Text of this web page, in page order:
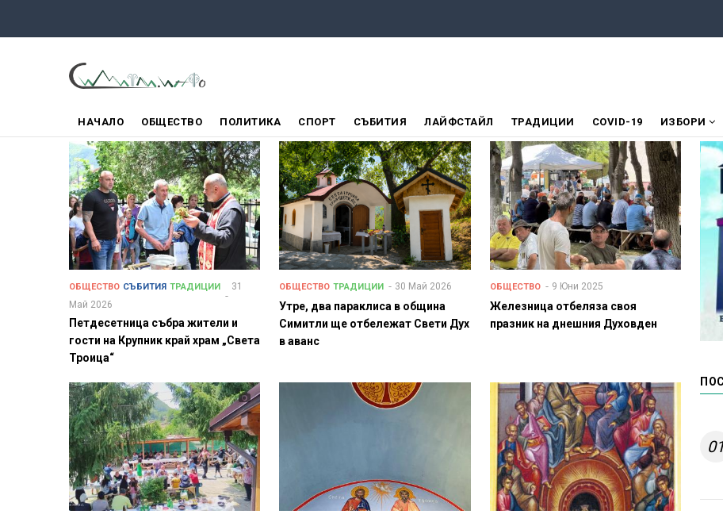
МЕНЮ
НАЧАЛО ОБЩЕСТВО ПОЛИТИКА СПОРТ СЪБИТИЯ ЛАЙФСТАЙЛ ТРАДИЦИИ COVID-19 ИЗБОРИ
ОБЩЕСТВО СЪБИТИЯ ТРАДИЦИИ
31
Май 2026
Петдесетница събра жители и
гости на Крупник край храм „Света
Троица“
ОБЩЕСТВО ТРАДИЦИИ 30 Май 2026
Утре, два параклиса в община
Симитли ще отбележат Свети Дух
в аванс
ОБЩЕСТВО 9 Юни 2025
Железница отбеляза своя
празник на днешния Духовден